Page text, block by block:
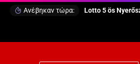
Ανέβηκαν τώρα: Lotto 5 ös